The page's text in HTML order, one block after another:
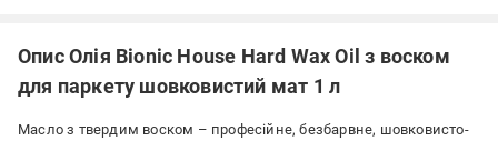
Опис Олія Bionic House Hard Wax Oil з воском
для паркету шовковистий мат 1 л
Масло з твердим воском – професійне, безбарвне, шовковисто-